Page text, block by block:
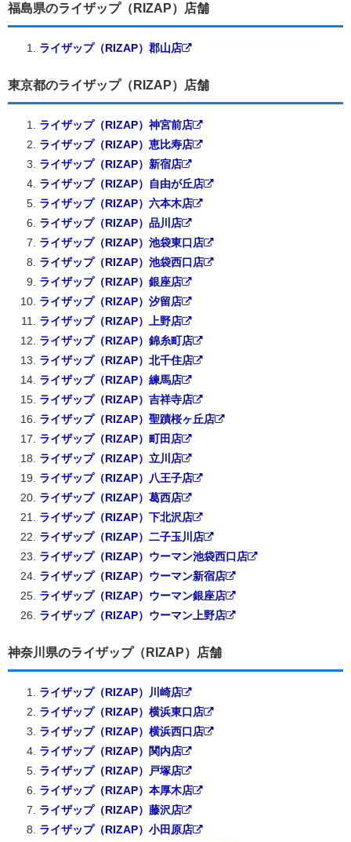
福島県のライザップ（RIZAP）店舗
ライザップ（RIZAP）郡山店
東京都のライザップ（RIZAP）店舗
ライザップ（RIZAP）神宮前店
ライザップ（RIZAP）恵比寿店
ライザップ（RIZAP）新宿店
ライザップ（RIZAP）自由が丘店
ライザップ（RIZAP）六本木店
ライザップ（RIZAP）品川店
ライザップ（RIZAP）池袋東口店
ライザップ（RIZAP）池袋西口店
ライザップ（RIZAP）銀座店
ライザップ（RIZAP）汐留店
ライザップ（RIZAP）上野店
ライザップ（RIZAP）錦糸町店
ライザップ（RIZAP）北千住店
ライザップ（RIZAP）練馬店
ライザップ（RIZAP）吉祥寺店
ライザップ（RIZAP）聖蹟桜ヶ丘店
ライザップ（RIZAP）町田店
ライザップ（RIZAP）立川店
ライザップ（RIZAP）八王子店
ライザップ（RIZAP）葛西店
ライザップ（RIZAP）下北沢店
ライザップ（RIZAP）二子玉川店
ライザップ（RIZAP）ウーマン池袋西口店
ライザップ（RIZAP）ウーマン新宿店
ライザップ（RIZAP）ウーマン銀座店
ライザップ（RIZAP）ウーマン上野店
神奈川県のライザップ（RIZAP）店舗
ライザップ（RIZAP）川崎店
ライザップ（RIZAP）横浜東口店
ライザップ（RIZAP）横浜西口店
ライザップ（RIZAP）関内店
ライザップ（RIZAP）戸塚店
ライザップ（RIZAP）本厚木店
ライザップ（RIZAP）藤沢店
ライザップ（RIZAP）小田原店